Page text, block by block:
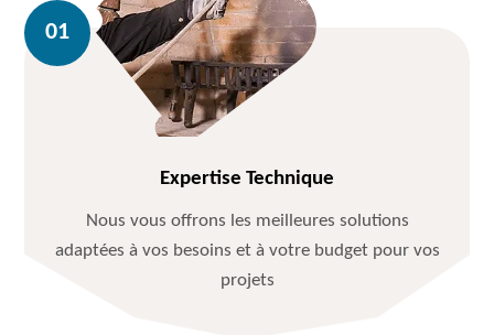
Expertise Technique
Nous vous offrons les meilleures solutions
adaptées à vos besoins et à votre budget pour vos
projets